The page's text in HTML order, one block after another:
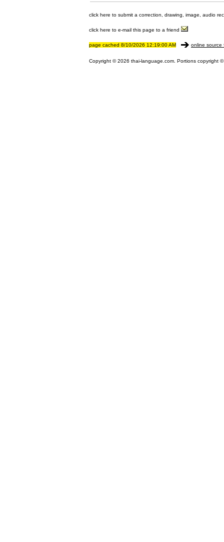
click here to submit a correction, drawing, image, audio
click here to e-mail this page to a friend
page cached 8/10/2026 12:19:00 AM online source
Copyright © 2026 thai-language.com. Portions copyright